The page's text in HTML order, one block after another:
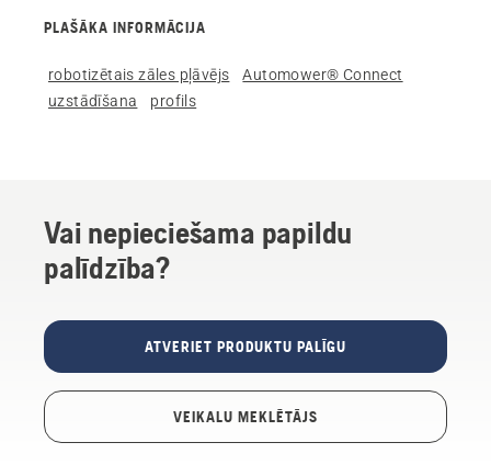
PLAŠĀKA INFORMĀCIJA
robotizētais zāles pļāvējs
Automower® Connect
uzstādīšana
profils
Vai nepieciešama papildu
palīdzība?
ATVERIET PRODUKTU PALĪGU
VEIKALU MEKLĒTĀJS